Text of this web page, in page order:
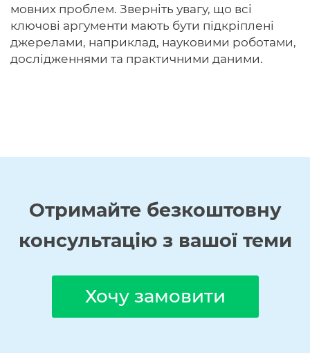
мовних проблем. Зверніть увагу, що всі
ключові аргументи мають бути підкріплені
джерелами, наприклад, науковими роботами,
дослідженнями та практичними даними.
Отримайте безкоштовну
консультацію з вашої теми
Хочу замовити